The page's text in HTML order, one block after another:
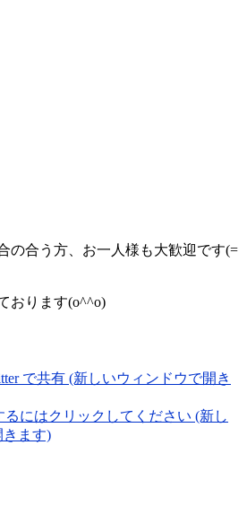
の合う方、お一人様も大歓迎です(=
おります(o^^o)
で共有 (新しいウィンドウで開き
るにはクリックしてください (新し
きます)